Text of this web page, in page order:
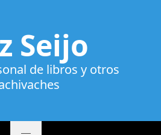
Seijo
de libros y otros